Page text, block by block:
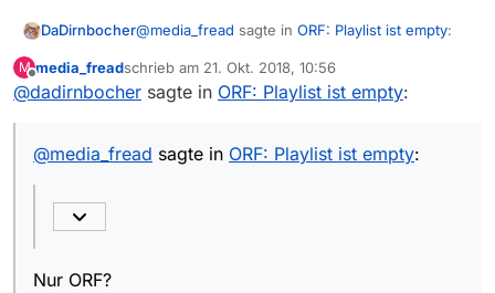
DaDirnbocher@media_fread sagte in ORF: Playlist ist empty:
Danke, ware mir nicht bewusst das es für
M
Offline
media_freadschrieb am 21. Okt. 2018, 10:56
zuletzt editiert von
@dadirnbocher sagte in ORF: Playlist ist empty:
@media_fread sagte in ORF: Playlist ist empty:
Nur ORF?